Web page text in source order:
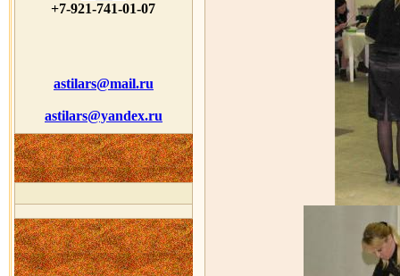
+7-921-741-01-07
astilars@mail.ru
astilars@yandex.ru